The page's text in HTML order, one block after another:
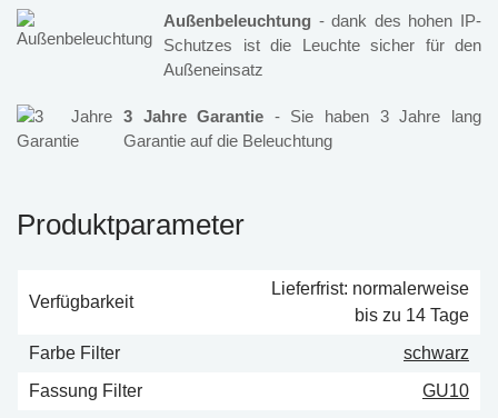
Außenbeleuchtung - dank des hohen IP-
Schutzes ist die Leuchte sicher für den
Außeneinsatz
3 Jahre Garantie - Sie haben 3 Jahre lang
Garantie auf die Beleuchtung
Produktparameter
Verfügbarkeit
Lieferfrist: normalerweise
bis zu 14 Tage
Farbe Filter
schwarz
Fassung Filter
GU10